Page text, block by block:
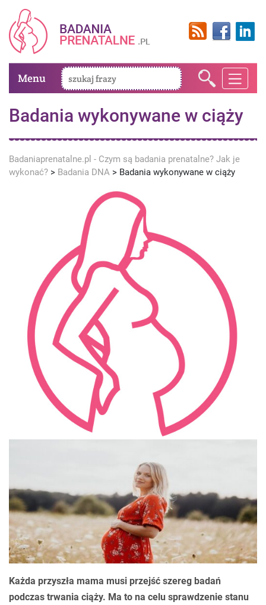
Menu
Badania wykonywane w ciąży
Badaniaprenatalne.pl - Czym są badania prenatalne? Jak je
wykonać? > Badania DNA > Badania wykonywane w ciąży
Każda przyszła mama musi przejść szereg badań
podczas trwania ciąży. Ma to na celu sprawdzenie stanu